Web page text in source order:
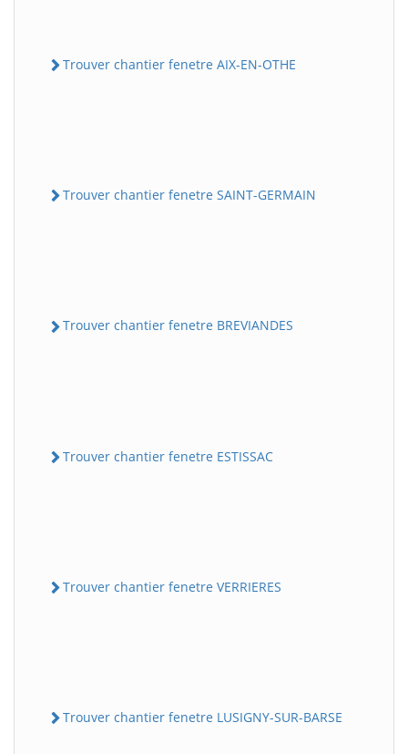
Trouver chantier fenetre AIX-EN-OTHE
Trouver chantier fenetre SAINT-GERMAIN
Trouver chantier fenetre BREVIANDES
Trouver chantier fenetre ESTISSAC
Trouver chantier fenetre VERRIERES
Trouver chantier fenetre LUSIGNY-SUR-BARSE